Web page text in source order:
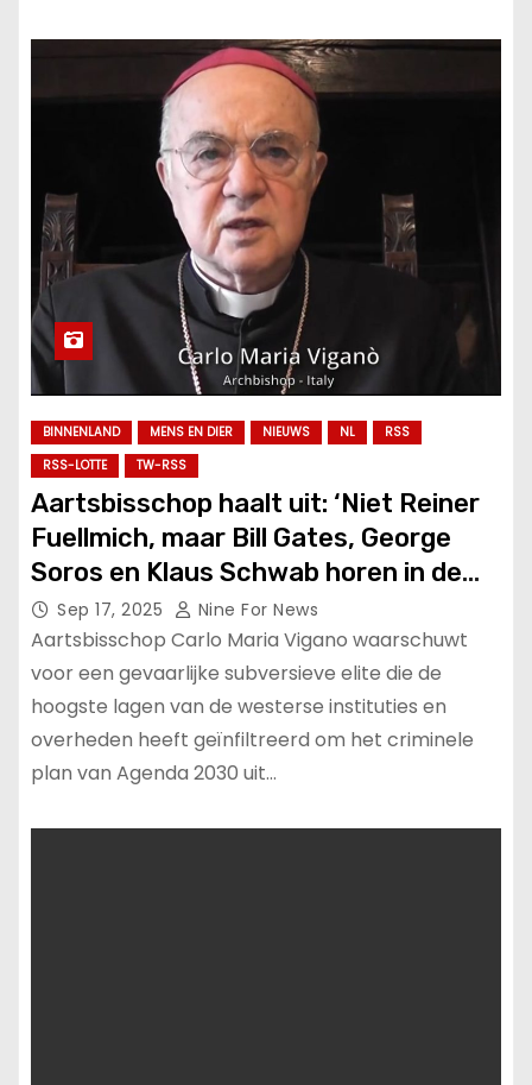
BINNENLAND MENS EN DIER NIEUWS NL
RSS
RSS-LOTTE
TW-RSS
Aartsbisschop haalt uit: ‘Niet Reiner
Fuellmich, maar Bill Gates, George
Soros en Klaus Schwab horen in de
gevangenis’.
Sep 17, 2025 Nine For News
Aartsbisschop Carlo Maria Vigano waarschuwt
voor een gevaarlijke subversieve elite die de
hoogste lagen van de westerse instituties en
overheden heeft geïnfiltreerd om het criminele
plan van Agenda 2030 uit…